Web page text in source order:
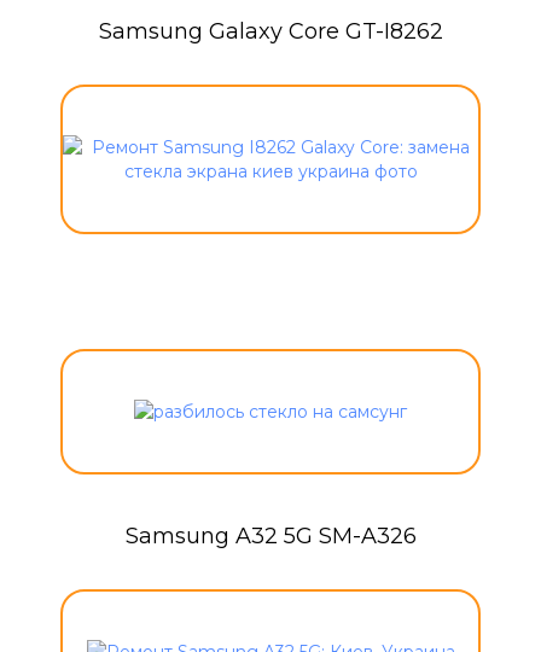
Samsung Galaxy Core GT-I8262
Samsung A32 5G SM-A326